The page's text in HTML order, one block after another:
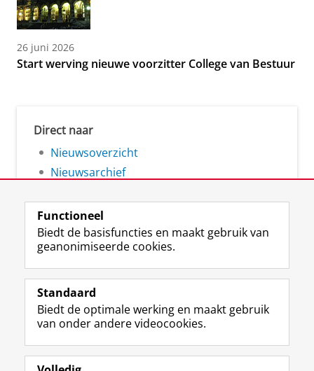
26 juni 2026
Start werving nieuwe voorzitter College van Bestuur
Direct naar
Nieuwsoverzicht
Nieuwsarchief
Volg de RUG
F
a
e
b
o
L
i
k
e
I
R
S
-
f
e
I
n
t
r
Y
o
T
e
Studiekiezers
Alumni
Functioneel
Biedt de basisfuncties en maakt gebruik van
geanonimiseerde cookies.
Standaard
Biedt de optimale werking en maakt gebruik
van onder andere videocookies.